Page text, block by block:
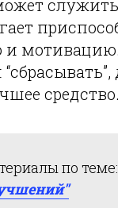
и
средство.
по теме: